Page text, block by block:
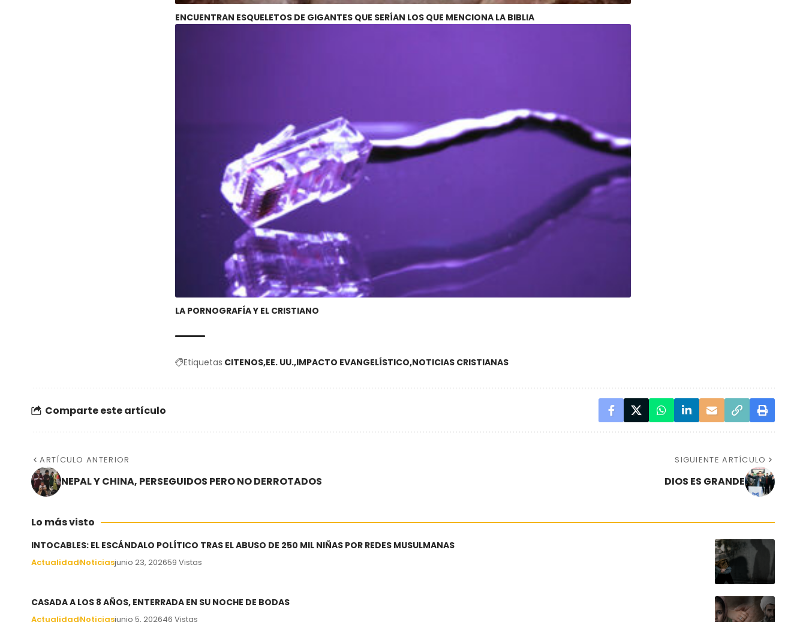
ENCUENTRAN ESQUELETOS DE GIGANTES QUE SERÍAN LOS QUE MENCIONA LA BIBLIA
LA PORNOGRAFÍA Y EL CRISTIANO
Etiquetas CITENOS EE. UU. IMPACTO EVANGELÍSTICO NOTICIAS CRISTIANAS
Comparte este artículo
ARTÍCULO ANTERIOR
NEPAL Y CHINA, PERSEGUIDOS PERO NO DERROTADOS
SIGUIENTE ARTÍCULO
DIOS ES GRANDE
Lo más visto
INTOCABLES: EL ESCÁNDALO POLÍTICO TRAS EL ABUSO DE 250 MIL NIÑAS POR REDES MUSULMANAS
ActualidadNoticiasjunio 23, 202659 Vistas
CASADA A LOS 8 AÑOS, ENTERRADA EN SU NOCHE DE BODAS
ActualidadNoticiasjunio 5, 202646 Vistas